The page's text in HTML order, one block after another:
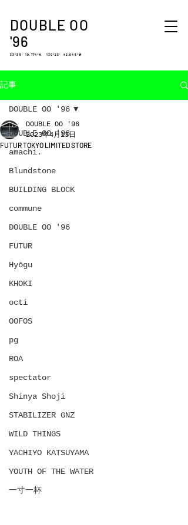
DOUBLE OO
'96
33°35′ 10.774″N 130°23′ 42.048″W
記事
DOUBLE OO '96
amachi.
Blundstone
BUILDING BLOCK
commune
DOUBLE OO '96
FUTUR
Hyōgu
KHOKI
octi
OOFOS
pg
ROA
spectator
Shinya Shoji
STABILIZER GNZ
WILD THINGS
YACHIYO KATSUYAMA
YOUTH OF THE WATER
一寸一杯
DOUBLE OO '96
FUTUR TOKYO LIMITED STORE
DOUBLE OO '96
2023年4月13日